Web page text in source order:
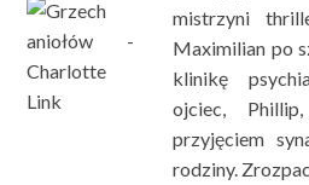
mistrzyni
Maximilian po
klinikę
ojciec,
przyjęciem
rodziny.